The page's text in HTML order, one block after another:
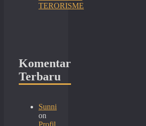
TERORISME
Komentar
Terbaru
Sunni
on